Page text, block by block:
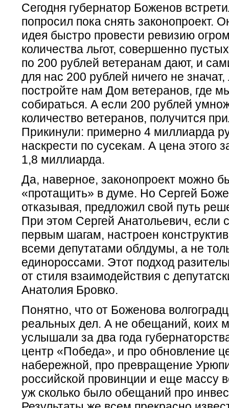
Сегодня губернатор Боженов
попросил пока снять законопроект.
идея быстро провести ревизию
количества льгот, совершенно
по 200 рублей ветеранам дают, и
для нас 200 рублей ничего не
постройте нам Дом ветеранов, где
собираться. А если 200 рублей
количество ветеранов, получится
Прикинули: примерно 4 миллиарда
наскрести по сусекам. А цена этого
1,8 миллиарда.
Да, наверное, законопроект можно
«протащить» в думе. Но Сергей
отказывая, предложил свой путь
При этом Сергей Анатольевич, если
первым шагам, настроен
всеми депутатами облдумы, а не
единороссами. Этот подход
от стиля взаимодействия с
Анатолия Бровко.
Понятно, что от Боженова
реальных дел. А не обещаний, коих
услышали за два года
центр «Победа», и про обновление
набережной, про превращение
российской провинции и еще массу
уж сколько было обещаний про